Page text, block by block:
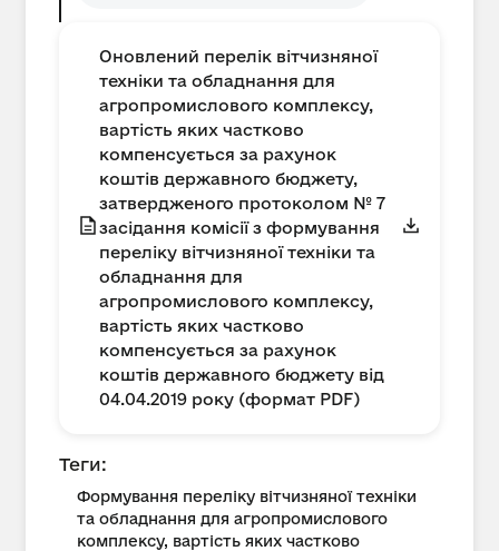
Оновлений перелік вітчизняної
техніки та обладнання для
агропромислового комплексу,
вартість яких частково
компенсується за рахунок
коштів державного бюджету,
затвердженого протоколом № 7
засідання комісії з формування
переліку вітчизняної техніки та
обладнання для
агропромислового комплексу,
вартість яких частково
компенсується за рахунок
коштів державного бюджету від
04.04.2019 року (формат PDF)
Теги:
Формування переліку вітчизняної техніки
та обладнання для агропромислового
комплексу, вартість яких частково